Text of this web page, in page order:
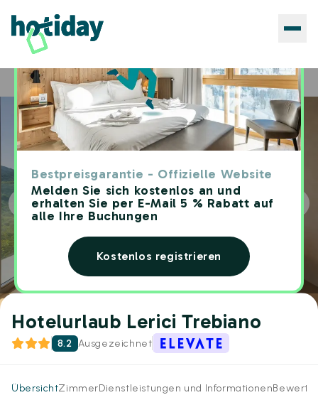
Bestpreisgarantie - Offizielle Website
Melden Sie sich kostenlos an und
erhalten Sie per E-Mail 5 % Rabatt auf
alle Ihre Buchungen
Kostenlos registrieren
Home Hotels Hotelurlaub Lerici Trebiano
Hotelurlaub Lerici Trebiano
8.2 Ausgezeichnet
ÜbersichtZimmerDienstleistungen und Informationen